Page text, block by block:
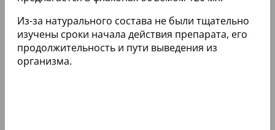
Из-за натурального состава не были тщательно
изучены сроки начала действия препарата, его
продолжительность и пути выведения из
организма.